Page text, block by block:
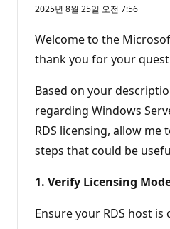
포
트
2025년 8월 25일 오전 7:56
Welcome to the
thank you for your
Based on your
regarding Windows
RDS licensing, allow me
steps that could be
1. Verify Licensing
Ensure your RDS host